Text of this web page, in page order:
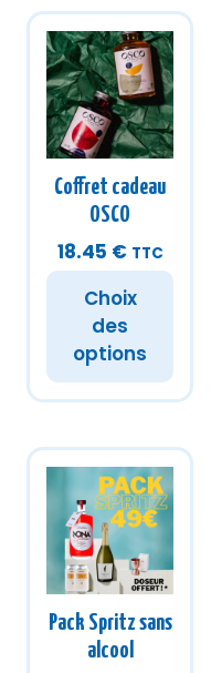
Coffret cadeau
OSCO
18.45 € TTC
Choix
des
options
Pack Spritz sans
alcool